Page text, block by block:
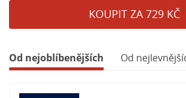
KOUPIT ZA 729 KČ
Od nejoblíbenějších Od